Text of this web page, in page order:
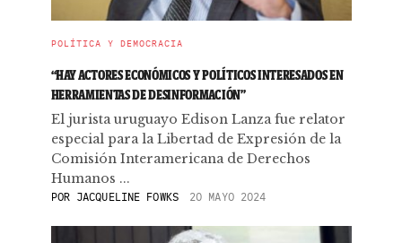
POLÍTICA Y DEMOCRACIA
“HAY ACTORES ECONÓMICOS Y POLÍTICOS INTERESADOS EN
HERRAMIENTAS DE DESINFORMACIÓN”
El jurista uruguayo Edison Lanza fue relator
especial para la Libertad de Expresión de la
Comisión Interamericana de Derechos
Humanos ...
POR JACQUELINE FOWKS 20 MAYO 2024